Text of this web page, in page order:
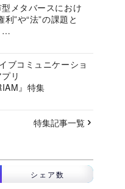
メタバースにおけ
利”や“法”の課題と
ムの挑戦に迫る
ブコミュニケーショ
リ
』特集
特集記事一覧
シェア数